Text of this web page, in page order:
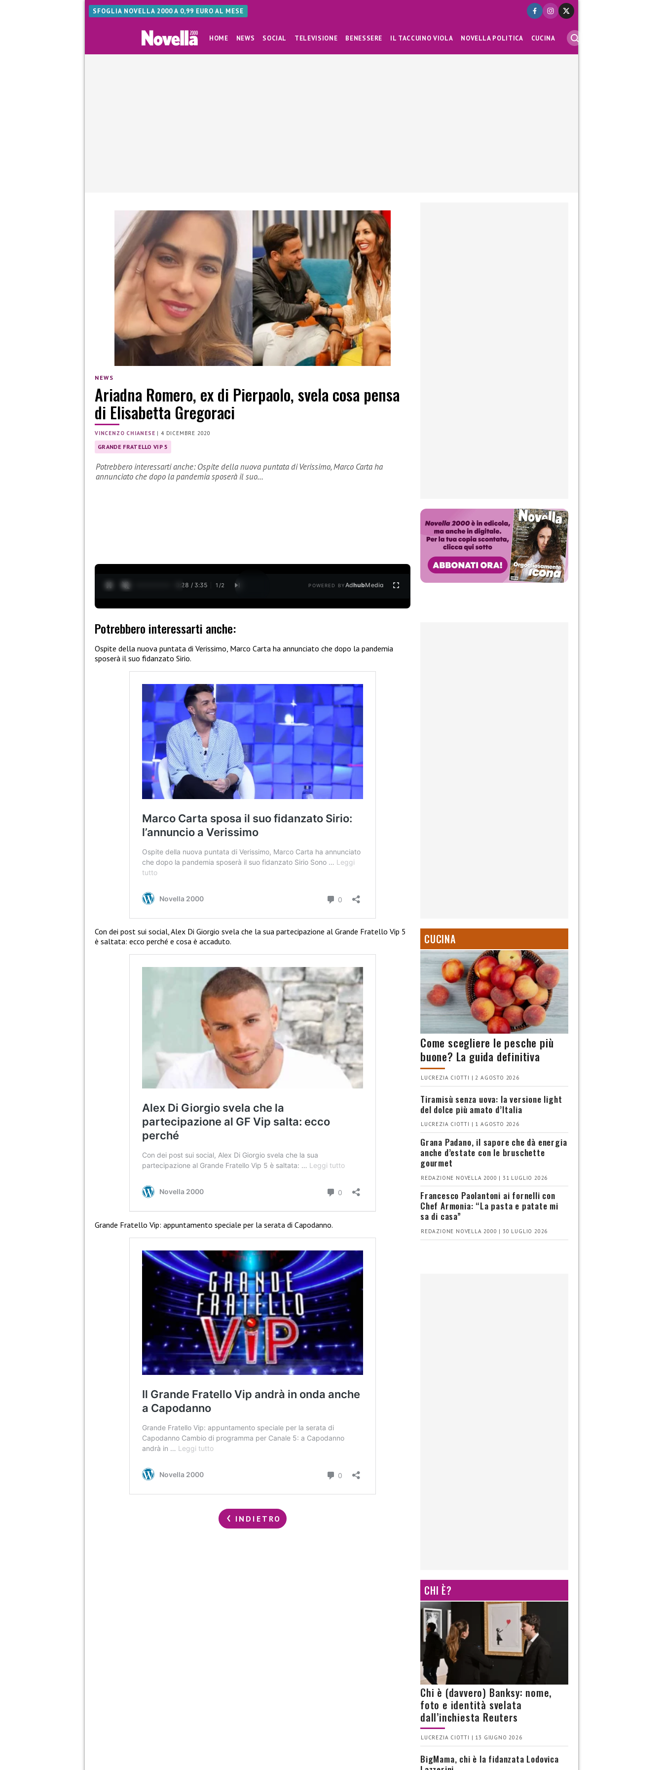
SFOGLIA NOVELLA 2000 A 0,99 EURO AL MESE
HOME NEWS SOCIAL TELEVISIONE BENESSERE IL TACCUINO VIOLA NOVELLA POLITICA CUCINA
NEWS
Ariadna Romero, ex di Pierpaolo, svela cosa pensa
di Elisabetta Gregoraci
VINCENZO CHIANESE |4 DICEMBRE 2020
GRANDE FRATELLO VIP 5
Potrebbero interessarti anche: Ospite della nuova puntata di Verissimo, Marco Carta ha
annunciato che dopo la pandemia sposerà il suo…
0:29 / 3:35 1 /2 POWERED BYAdhubMedia
Potrebbero interessarti anche:
Ospite della nuova puntata di Verissimo, Marco Carta ha annunciato che dopo la pandemia
sposerà il suo fidanzato Sirio.
Con dei post sui social, Alex Di Giorgio svela che la sua partecipazione al Grande Fratello Vip 5
è saltata: ecco perché e cosa è accaduto.
Grande Fratello Vip: appuntamento speciale per la serata di Capodanno.
INDIETRO
CUCINA
Come scegliere le pesche più
buone? La guida definitiva
LUCREZIA CIOTTI | 2 AGOSTO 2026
Tiramisù senza uova: la versione light
del dolce più amato d’Italia
LUCREZIA CIOTTI | 1 AGOSTO 2026
Grana Padano, il sapore che dà energia
anche d’estate con le bruschette
gourmet
REDAZIONE NOVELLA 2000 | 31 LUGLIO 2026
Francesco Paolantoni ai fornelli con
Chef Armonia: “La pasta e patate mi
sa di casa”
REDAZIONE NOVELLA 2000 | 30 LUGLIO 2026
CHI È?
Chi è (davvero) Banksy: nome,
foto e identità svelata
dall’inchiesta Reuters
LUCREZIA CIOTTI | 13 GIUGNO 2026
BigMama, chi è la fidanzata Lodovica